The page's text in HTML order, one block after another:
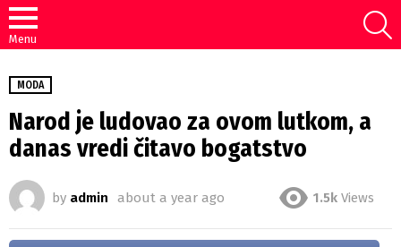
Menu
MODA
Narod je ludovao za ovom lutkom, a
danas vredi čitavo bogatstvo
by admin about a year ago 1.5k Views